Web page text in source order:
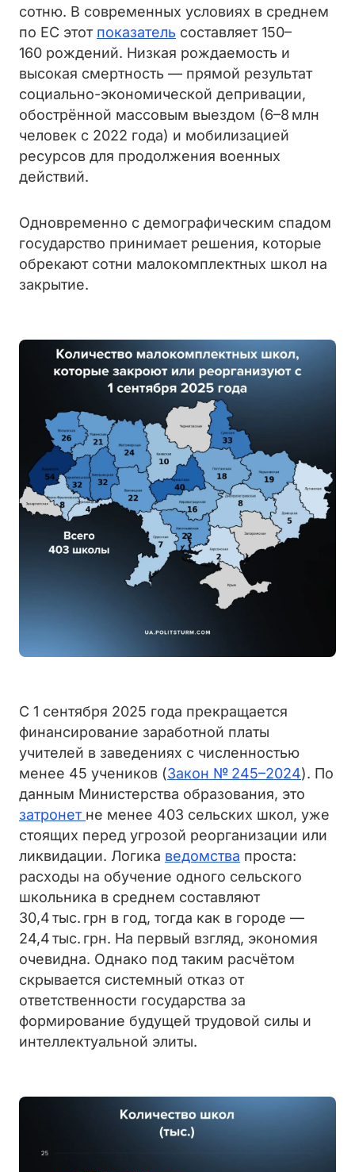
сотню. В современных условиях в среднем
по ЕС этот показатель составляет 150–
160 рождений. Низкая рождаемость и
высокая смертность — прямой результат
социально-экономической депривации,
обострённой массовым выездом (6–8 млн
человек с 2022 года) и мобилизацией
ресурсов для продолжения военных
действий.
Одновременно с демографическим спадом
государство принимает решения, которые
обрекают сотни малокомплектных школ на
закрытие.
С 1 сентября 2025 года прекращается
финансирование заработной платы
учителей в заведениях с численностью
менее 45 учеников (Закон № 245–2024). По
данным Министерства образования, это
затронет не менее 403 сельских школ, уже
стоящих перед угрозой реорганизации или
ликвидации. Логика ведомства проста:
расходы на обучение одного сельского
школьника в среднем составляют
30,4 тыс. грн в год, тогда как в городе —
24,4 тыс. грн. На первый взгляд, экономия
очевидна. Однако под таким расчётом
скрывается системный отказ от
ответственности государства за
формирование будущей трудовой силы и
интеллектуальной элиты.